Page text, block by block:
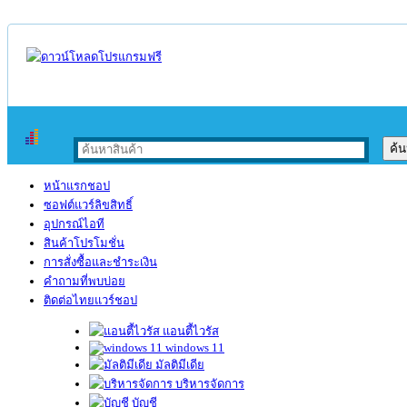
หน้าแรกชอป
ซอฟต์แวร์ลิขสิทธิ์
อุปกรณ์ไอที
สินค้าโปรโมชั่น
การสั่งซื้อและชำระเงิน
คำถามที่พบบ่อย
ติดต่อไทยแวร์ชอป
แอนตี้ไวรัส
windows 11
มัลติมีเดีย
บริหารจัดการ
บัญชี